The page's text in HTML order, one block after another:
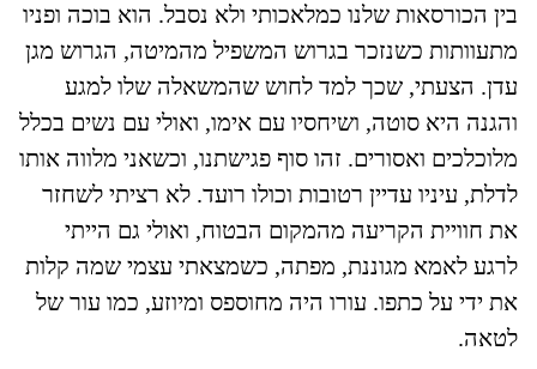
בין הכורסאות שלנו כמלאכותי ולא נסבל. הוא בוכה ופניו
מתעוותות כשנזכר בגרוש המשפיל מהמיטה, הגרוש מגן
עדן. הצעתי, שכך למד לחוש שהמשאלה שלו למגע
והגנה היא סוטה, ושיחסיו עם אימו, ואולי עם נשים בכלל
מלוכלכים ואסורים. זהו סוף פגישתנו, וכשאני מלווה אותו
לדלת, עיניו עדיין רטובות וכולו רועד. לא רציתי לשחזר
את חוויית הקריעה מהמקום הבטוח, ואולי גם הייתי
לרגע לאמא מגוננת, מפתה, כשמצאתי עצמי שמה קלות
את ידי על כתפו. עורו היה מחוספס ומיוזע, כמו עור של
לטאה.